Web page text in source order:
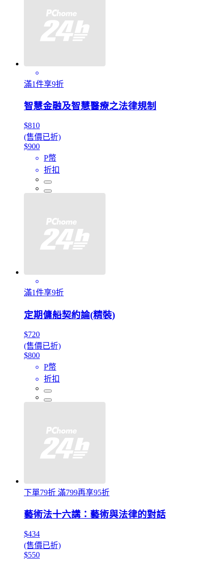
滿1件享9折
智慧金融及智慧醫療之法律規制
$810
(售價已折)
$900
P幣
折扣
滿1件享9折
定期傭船契約論(精裝)
$720
(售價已折)
$800
P幣
折扣
下單79折 滿799再享95折
藝術法十六講：藝術與法律的對話
$434
(售價已折)
$550